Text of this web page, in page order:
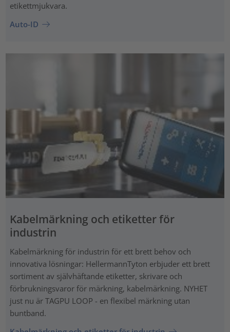
etikettmjukvara.
Auto-ID
Kabelmärkning och etiketter för
industrin
Kabelmärkning för industrin för ett brett behov och
innovativa lösningar: HellermannTyton erbjuder ett brett
sortiment av självhäftande etiketter, skrivare och
förbrukningsvaror för märkning, kabelmärkning. NYHET
just nu är TAGPU LOOP - en flexibel märkning utan
buntband.